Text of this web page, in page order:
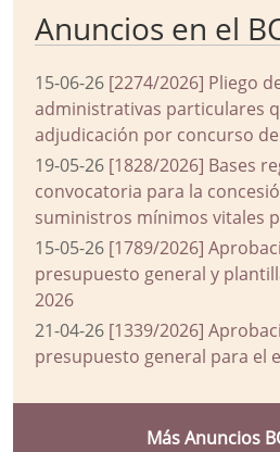
Anuncios en el
15-06-26 [2274/2026] Pliego
administrativas particulares
adjudicación por concurso
19-05-26 [1828/2026] Bases
convocatoria para la
suministros mínimos vitales
15-05-26 [1789/2026]
presupuesto general y
2026
21-04-26 [1339/2026]
presupuesto general para el
Más Anuncios